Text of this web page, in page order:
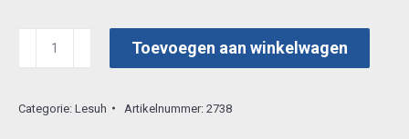
3d
4169745
Toevoegen aan winkelwagen
Categorie: Lesuh Artikelnummer: 2738